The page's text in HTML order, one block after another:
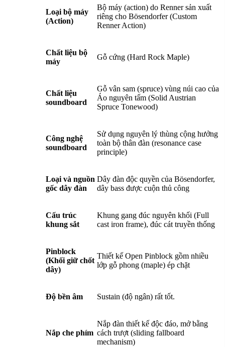
Loại bộ máy
(Action)
Bộ máy (action) do Renner sản xuất
riêng cho Bösendorfer (Custom
Renner Action)
Chất liệu bộ
máy
Gỗ cứng (Hard Rock Maple)
Chất liệu
soundboard
Gỗ vân sam (spruce) vùng núi cao của
Áo nguyên tấm (Solid Austrian
Spruce Tonewood)
Công nghệ
soundboard
Sử dụng nguyên lý thùng cộng hưởng
toàn bộ thân đàn (resonance case
principle)
Loại và nguồn
gốc dây đàn
Dây đàn độc quyền của Bösendorfer,
dây bass được cuộn thủ công
Cấu trúc
khung sắt
Khung gang đúc nguyên khối (Full
cast iron frame), đúc cát truyền thống
Pinblock
(Khối giữ chốt
dây)
Thiết kế Open Pinblock gồm nhiều
lớp gỗ phong (maple) ép chặt
Độ bền âm Sustain (độ ngân) rất tốt.
Nắp che phím
Nắp đàn thiết kế độc đáo, mở bằng
cách trượt (sliding fallboard
mechanism)